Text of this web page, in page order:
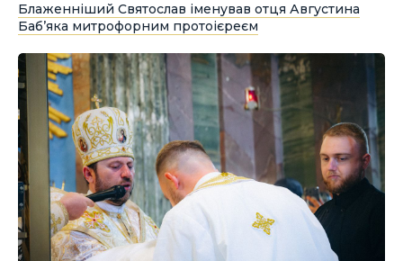
Блаженніший Святослав іменував отця Августина
Баб’яка митрофорним протоієреєм